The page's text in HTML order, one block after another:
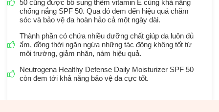
50 cũng được bổ sung thêm vitamin E cùng khả năng
chống nắng SPF 50. Qua đó đem đến hiệu quả chăm
sóc và bảo vệ da hoàn hảo cả một ngày dài.
Thành phần có chứa nhiều dưỡng chất giúp da luôn đủ
ẩm, đồng thời ngăn ngừa những tác động không tốt từ
môi trường, giảm nhăn, nám hiệu quả.
Neutrogena Healthy Defense Daily Moisturizer SPF 50
còn đem tới khả năng bảo vệ da cực tốt.